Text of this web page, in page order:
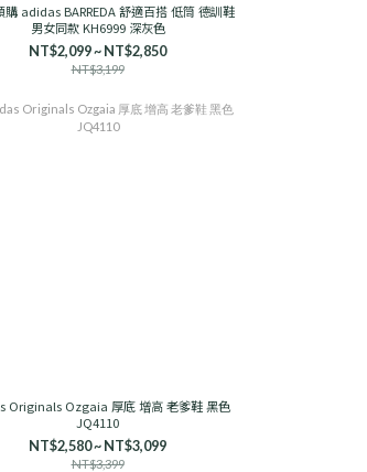
購 adidas BARREDA 舒適百搭 低筒 德訓鞋
男女同款 KH6999 深灰色
NT$2,099 ~ NT$2,850
NT$3,199
Originals Ozgaia 厚底 增高 老爹鞋 黑色
JQ4110
NT$2,580 ~ NT$3,099
NT$3,399